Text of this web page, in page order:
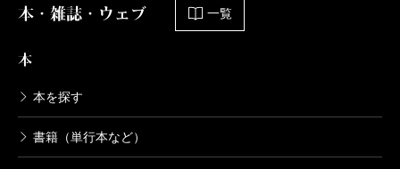
本・雑誌・ウェブ 一覧
本
本を探す
書籍（単行本など）